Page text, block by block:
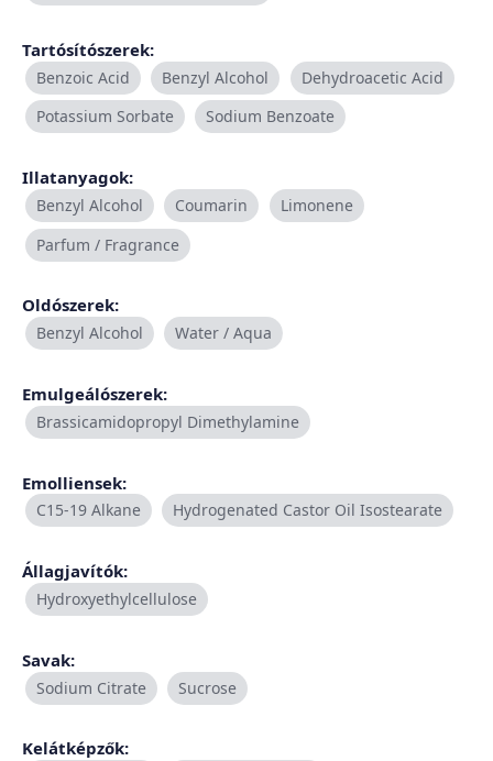
Tartósítószerek:
Benzoic Acid Benzyl Alcohol
Dehydroacetic Acid
Potassium Sorbate
Sodium Benzoate
Illatanyagok:
Benzyl Alcohol Coumarin
Limonene
Parfum / Fragrance
Oldószerek:
Benzyl Alcohol Water / Aqua
Emulgeálószerek:
Brassicamidopropyl Dimethylamine
Emolliensek:
C15-19 Alkane Hydrogenated Castor Oil Isostearate
Állagjavítók:
Hydroxyethylcellulose
Savak:
Sodium Citrate Sucrose
Kelátképzők: